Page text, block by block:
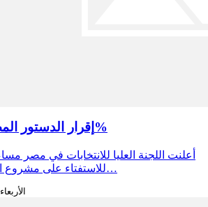
إقرار الدستور المصري الجديد بـ63.8%
أعلنت اللجنة العليا للانتخابات في مصر
للاستفتاء على مشروع الدستور الجديد، وقالت…
الأربعاء، 26 ديسمبر، 2012 -